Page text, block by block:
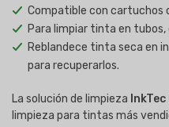
Compatible con cartuchos
Para limpiar tinta en
Reblandece tinta seca en
para recuperarlos.
La solución de limpieza InkTec
limpieza para tintas más